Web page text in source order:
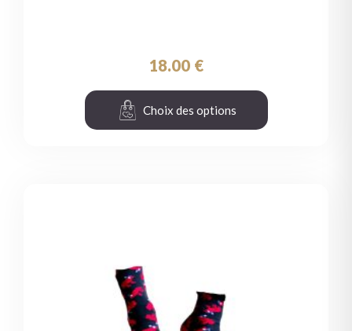
18.00 €
Choix des options